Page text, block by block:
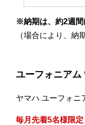
※納期は、約2週間
（場合により、納
ユーフォニアム
ヤマハ ユーフォニ
毎月先着5名様限定